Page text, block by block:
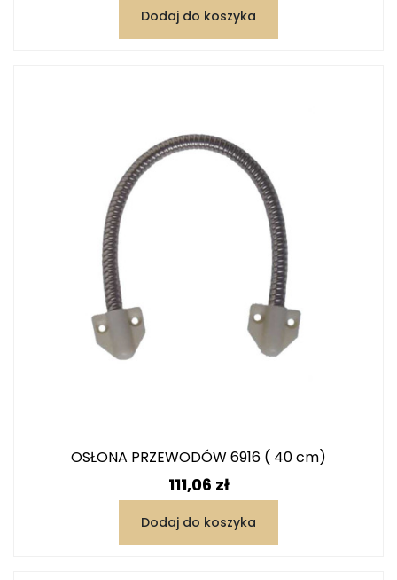
Dodaj do koszyka
OSŁONA PRZEWODÓW 6916 ( 40 cm)
Cena
111,06 zł
Dodaj do koszyka